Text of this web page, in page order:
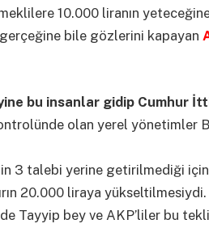
10.000 liranın
gerçeğine bile gözlerini kapayan
bu insanlar gidip Cumhur
olan yerel yönetimler
3 talebi yerine getirilmediği
20.000 liraya yükseltilmesiydi.
Tayyip bey ve AKP’liler bu